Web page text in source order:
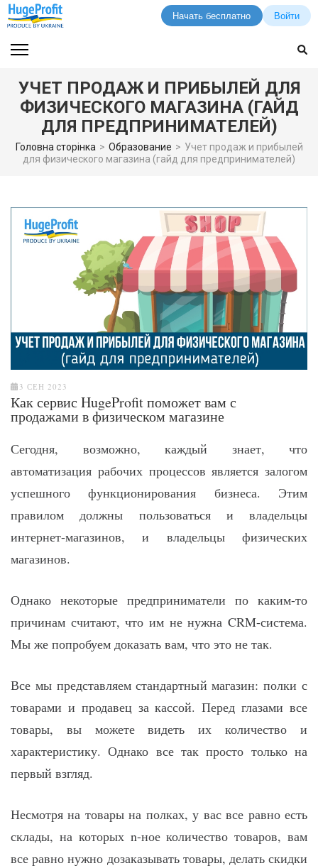
Начать бесплатно Войти
(нажмите
Enter)
УЧЕТ ПРОДАЖ И ПРИБЫЛЕЙ ДЛЯ
ФИЗИЧЕСКОГО МАГАЗИНА (ГАЙД
ДЛЯ ПРЕДПРИНИМАТЕЛЕЙ)
Головна сторінка > Образование > Учет продаж и прибылей
для физического магазина (гайд для предпринимателей)
3 СЕН 2023
Как сервис HugeProfit поможет вам с
продажами в физическом магазине
Сегодня, возможно, каждый знает, что
автоматизация рабочих процессов является залогом
успешного функционирования бизнеса. Этим
правилом должны пользоваться и владельцы
интернет-магазинов, и владельцы физических
магазинов.
Однако некоторые предприниматели по каким-то
причинам считают, что им не нужна CRM-система.
Мы же попробуем доказать вам, что это не так.
Все мы представляем стандартный магазин: полки с
товарами и продавец за кассой. Перед глазами все
товары, вы можете видеть их количество и
характеристику. Однако все так просто только на
первый взгляд.
Несмотря на товары на полках, у вас все равно есть
склады, на которых n-ное количество товаров, вам
все равно нужно дозаказывать товары, делать скидки